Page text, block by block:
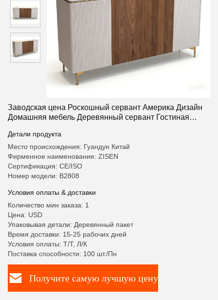
Заводская цена Роскошный сервант Америка Дизайн
Домашняя мебель Деревянный сервант Гостиная
Детали продукта
Место происхождения: Гуандун Китай
Фирменное наименование: ZISEN
Сертификация: CE/ISO
Номер модели: В2808
Условия оплаты & доставки
Количество мин заказа: 1
Цена: USD
Упаковывая детали: Деревянный пакет
Время доставки: 15-25 рабочих дней
Условия оплаты: Т/Т, Л/К
Поставка способности: 100 шт./Пн
Получите самую лучшую цену